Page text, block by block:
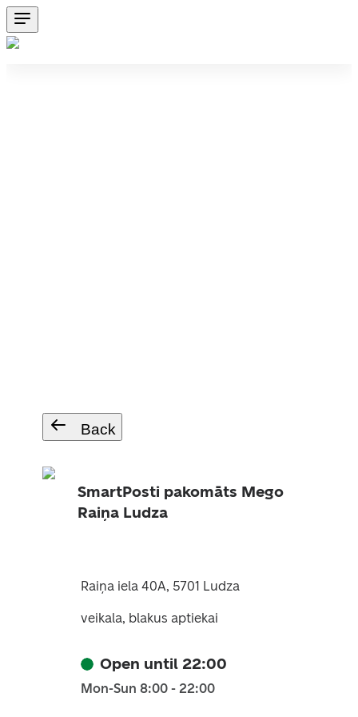
Back
SmartPosti pakomāts Mego
Raiņa Ludza
Raiņa iela 40A, 5701 Ludza
veikala, blakus aptiekai
Open until 22:00
Mon-Sun 8:00 - 22:00